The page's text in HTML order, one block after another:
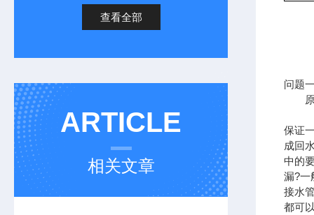
查看全部
ARTICLE
相关文章
问题
原因
保证
成回
中的
漏?一
接水
都可